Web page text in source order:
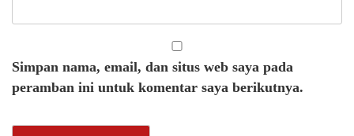
Simpan nama, email, dan situs web saya pada
peramban ini untuk komentar saya berikutnya.